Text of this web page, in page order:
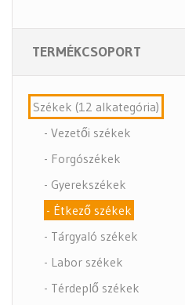
TERMÉKCSOPORT
Székek (12 alkategória)
- Vezetői székek
- Forgószékek
- Gyerekszékek
- Étkező székek
- Tárgyaló székek
- Labor székek
- Térdeplő székek